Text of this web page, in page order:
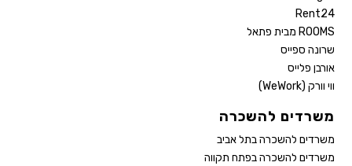
Rent24
ROOMS מבית פתאל
שרונה ספייס
אורבן פלייס
ווי וורק (WeWork)
משרדים להשכרה
משרדים להשכרה בתל אביב
משרדים להשכרה בפתח תקווה